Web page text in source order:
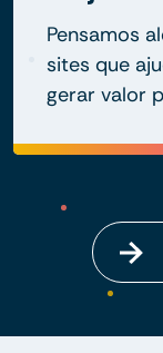
Pensamos
sites que
gerar valor